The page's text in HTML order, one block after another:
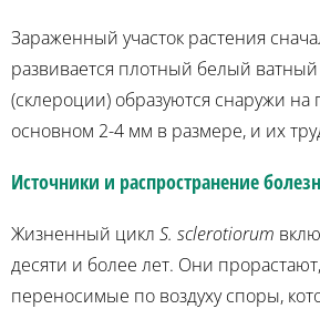
Зараженный участок растения
развивается плотный белый
(склероции) образуются снаружи
основном 2-4 мм в размере, и их
Источники и распространение
Жизненный цикл S. sclerotiorum
десяти и более лет. Они
переносимые по воздуху споры,